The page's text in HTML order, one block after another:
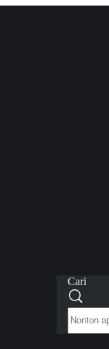
Cari